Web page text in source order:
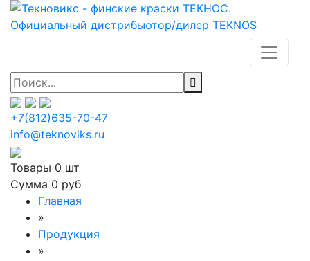
+7(812)635-70-47
info@teknoviks.ru
Товары 0 шт
Сумма 0 руб
Главная
»
Продукция
»